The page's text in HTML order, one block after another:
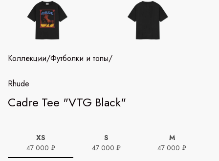
Коллекции/Футболки и топы/
Rhude
Cadre Tee "VTG Black"
XS
47 000 ₽
S
47 000 ₽
M
47 000 ₽